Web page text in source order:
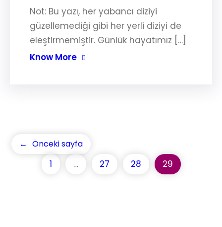
Not: Bu yazı, her yabancı diziyi
güzellemediği gibi her yerli diziyi de
eleştirmemiştir. Günlük hayatımız […]
Know More
← Önceki sayfa
1 … 27 28 29